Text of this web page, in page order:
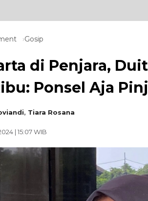
Gosip
di Penjara,
Ponsel Aja
, Tiara Rosana
| 15:07 WIB